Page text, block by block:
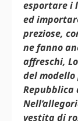
esportare i
ed
preziose,
ne fanno
affreschi,
del
Repubblica
vestita di